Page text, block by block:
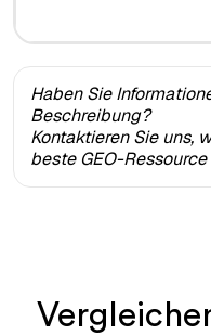
Haben Sie
Beschreibung?
Kontaktieren Sie uns,
beste GEO-